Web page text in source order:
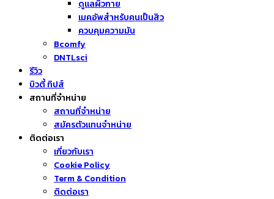
ดูแลผิวกาย
เมคอัพสำหรับคนเป็นสิว
ควบคุมความมัน
Bcomfy
DNTLsci
รีวิว
บิวตี้ ทิปส์
สถานที่จำหน่าย
สถานที่จำหน่าย
สมัครตัวแทนจำหน่าย
ติดต่อเรา
เกี่ยวกับเรา
Cookie Policy
Term & Condition
ติดต่อเรา